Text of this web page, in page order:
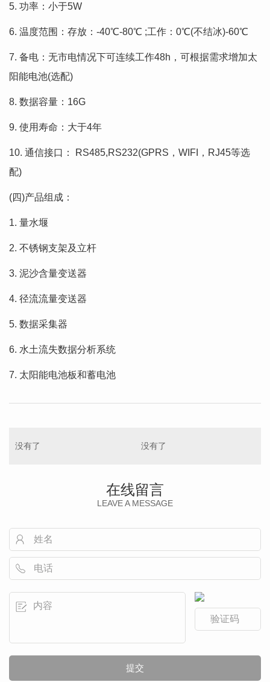
5. 功率：小于5W
6. 温度范围：存放：-40℃-80℃ ;工作：0℃(不结冰)-60℃
7. 备电：无市电情况下可连续工作48h，可根据需求增加太
阳能电池(选配)
8. 数据容量：16G
9. 使用寿命：大于4年
10. 通信接口： RS485,RS232(GPRS，WIFI，RJ45等选
配)
(四)产品组成：
1. 量水堰
2. 不锈钢支架及立杆
3. 泥沙含量变送器
4. 径流流量变送器
5. 数据采集器
6. 水土流失数据分析系统
7. 太阳能电池板和蓄电池
没有了 没有了
在线留言
LEAVE A MESSAGE